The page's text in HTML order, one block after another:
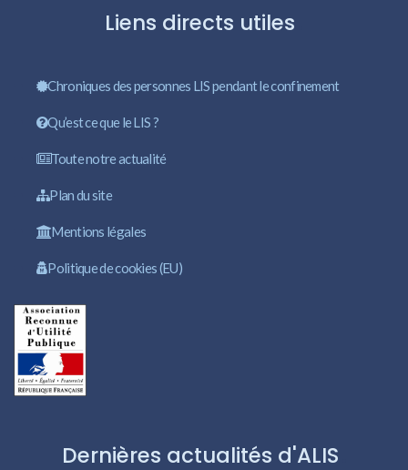
Liens directs utiles
Chroniques des personnes LIS pendant le confinement
Qu’est ce que le LIS ?
Toute notre actualité
Plan du site
Mentions légales
Politique de cookies (EU)
Dernières actualités d'ALIS